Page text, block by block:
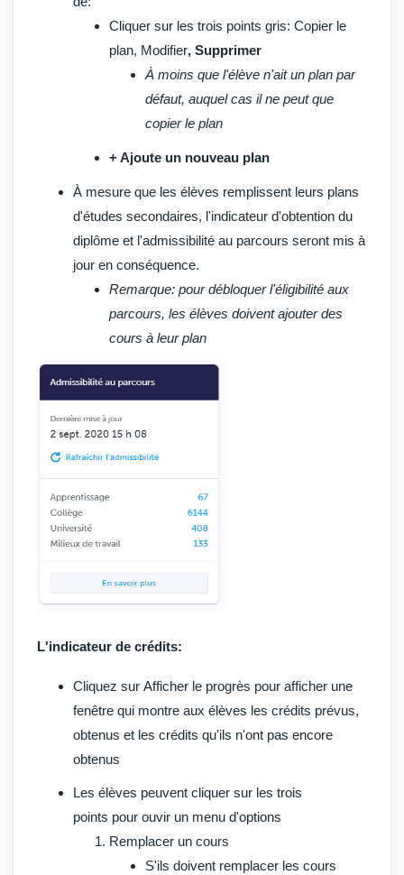
Cliquer sur les trois points gris: Copier le
plan, Modifier, Supprimer
À moins que l'élève n'ait un plan par
défaut, auquel cas il ne peut que
copier le plan
+ Ajoute un nouveau plan
À mesure que les élèves remplissent leurs plans
d'études secondaires, l'indicateur d'obtention du
diplôme et l'admissibilité au parcours seront mis à
jour en conséquence.
Remarque: pour débloquer l'éligibilité aux
parcours, les élèves doivent ajouter des
cours à leur plan
L'indicateur de crédits:
Cliquez sur Afficher le progrès pour afficher une
fenêtre qui montre aux élèves les crédits prévus,
obtenus et les crédits qu'ils n'ont pas encore
obtenus
Les élèves peuvent cliquer sur les trois
points pour ouvir un menu d'options
Remplacer un cours
S'ils doivent remplacer les cours